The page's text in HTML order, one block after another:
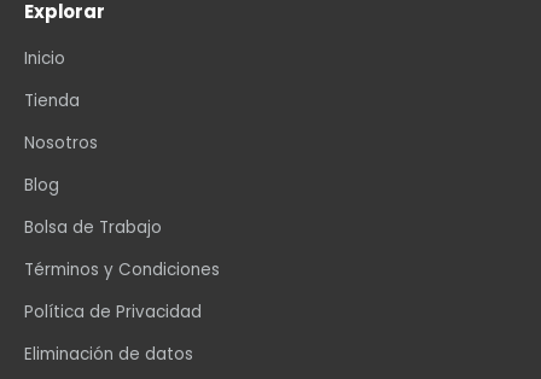
Explorar
Inicio
Tienda
Nosotros
Blog
Bolsa de Trabajo
Términos y Condiciones
Política de Privacidad
Eliminación de datos